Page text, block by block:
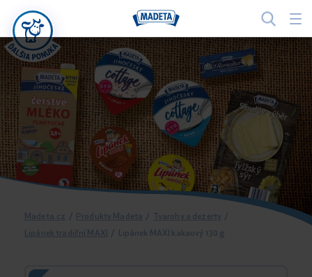
Madeta.cz / Produkty Madeta / Tvarohy a dezerty /
Lipánek tradiční MAXI / Lipánek MAXI kakaový 130 g